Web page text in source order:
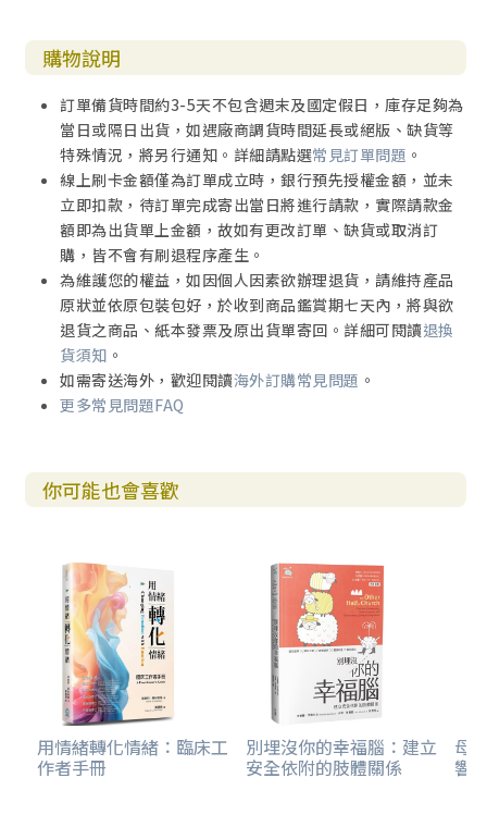
購物說明
訂單備貨時間約3-5天不包含週末及國定假日，庫存足夠為
當日或隔日出貨，如遇廠商調貨時間延長或絕版、缺貨等
特殊情況，將另行通知。詳細請點選常見訂單問題 。
線上刷卡金額僅為訂單成立時，銀行預先授權金額，並未
立即扣款，待訂單完成寄出當日將進行請款，實際請款金
額即為出貨單上金額，故如有更改訂單、缺貨或取消訂
購，皆不會有刷退程序產生。
為維護您的權益，如因個人因素欲辦理退貨，請維持產品
原狀並依原包裝包好，於收到商品鑑賞期七天內，將與欲
退貨之商品、紙本發票及原出貨單寄回。詳細可閱讀退換
貨須知 。
如需寄送海外，歡迎閱讀海外訂購常見問題 。
更多常見問題FAQ
你可能也會喜歡
用情緒轉化情緒：臨床工
作者手冊
別埋沒你的幸福腦：建立
安全依附的肢體關係
母
響